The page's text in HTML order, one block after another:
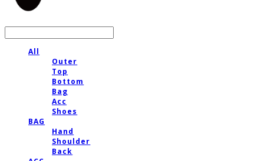
All
Outer
Top
Bottom
Bag
Acc
Shoes
BAG
Hand
Shoulder
Back